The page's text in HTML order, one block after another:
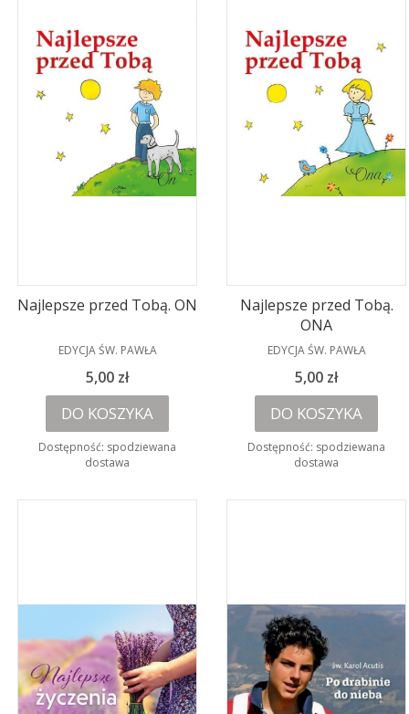
Najlepsze przed Tobą. ON
PRODUCENT
EDYCJA ŚW. PAWŁA
Cena
5,00 zł
DO KOSZYKA
Dostępność: spodziewana
dostawa
Najlepsze przed Tobą.
ONA
PRODUCENT
EDYCJA ŚW. PAWŁA
Cena
5,00 zł
DO KOSZYKA
Dostępność: spodziewana
dostawa